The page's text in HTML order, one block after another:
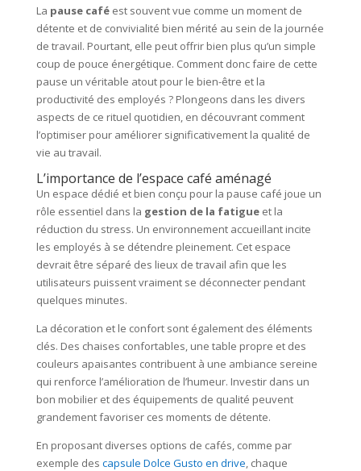
La pause caféest souvent vue comme un moment de
détente et de convivialité bien mérité au sein de la journée
de travail. Pourtant, elle peut offrir bien plus qu’un simple
coup de pouce énergétique. Comment donc faire de cette
pause un véritable atout pour le bien-être et la
productivité des employés ? Plongeons dans les divers
aspects de ce rituel quotidien, en découvrant comment
l’optimiser pour améliorer significativement la qualité de
vie au travail.
L’importance de l’espace café aménagé
Un espace dédié et bien conçu pour la pause café joue un
rôle essentiel dans la gestion de la fatigueet la
réduction du stress. Un environnement accueillant incite
les employés à se détendre pleinement. Cet espace
devrait être séparé des lieux de travail afin que les
utilisateurs puissent vraiment se déconnecter pendant
quelques minutes.
La décoration et le confort sont également des éléments
clés. Des chaises confortables, une table propre et des
couleurs apaisantes contribuent à une ambiance sereine
qui renforce l’amélioration de l’humeur. Investir dans un
bon mobilier et des équipements de qualité peuvent
grandement favoriser ces moments de détente.
En proposant diverses options de cafés, comme par
exemple des capsule Dolce Gusto en drive, chaque